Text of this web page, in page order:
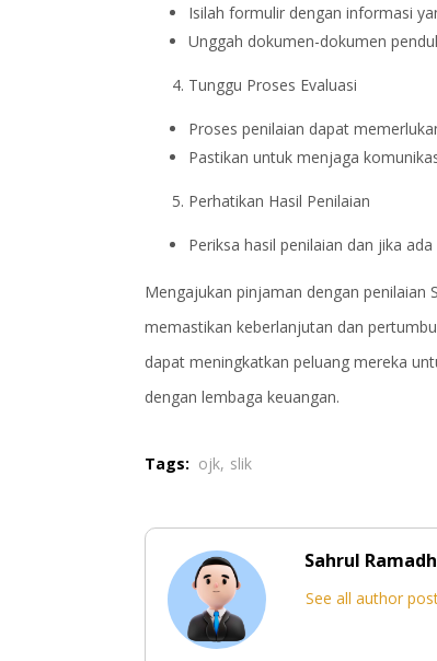
Isilah formulir dengan informasi
Unggah dokumen-dokumen
Tunggu Proses Evaluasi
Proses penilaian dapat
Pastikan untuk menjaga
Perhatikan Hasil Penilaian
Periksa hasil penilaian dan jika
Mengajukan pinjaman dengan penilaian
memastikan keberlanjutan dan
dapat meningkatkan peluang mereka
dengan lembaga keuangan.
Tags: ojk, slik
Sahrul
See all author